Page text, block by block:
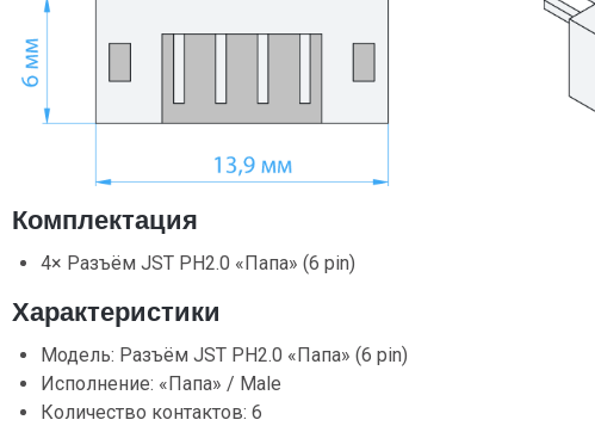
Комплектация
4× Разъём JST PH2.0 «Папа» (6 pin)
Характеристики
Модель: Разъём JST PH2.0 «Папа» (6 pin)
Исполнение: «Папа» / Male
Количество контактов: 6